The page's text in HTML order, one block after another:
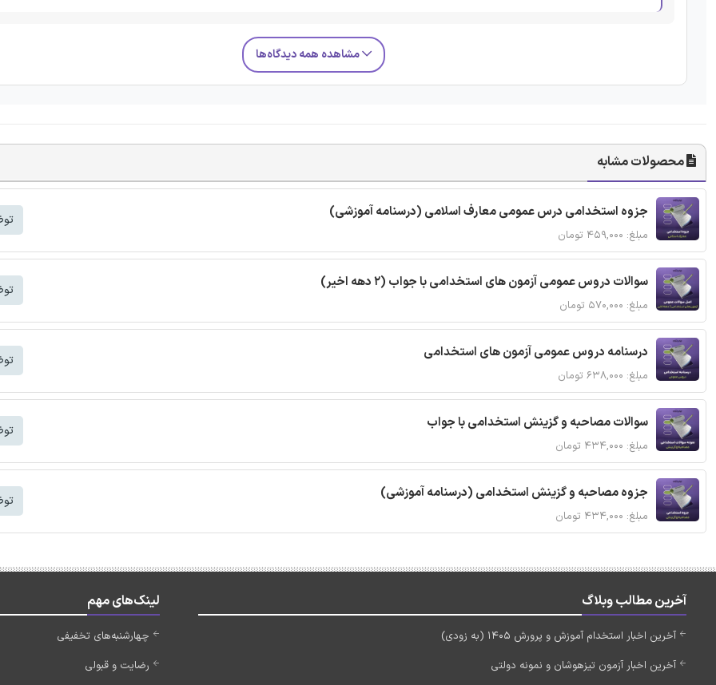
مشاهده همه دیدگاه‌ها
محصولات مشابه
جزوه استخدامی درس عمومی معارف اسلامی (درسنامه آموزشی)
مبلغ: ۴۵۹,۰۰۰ تومان
سوالات دروس عمومی آزمون های استخدامی با جواب (2 دهه اخیر)
مبلغ: ۵۷۰,۰۰۰ تومان
درسنامه دروس عمومی آزمون های استخدامی
مبلغ: ۶۳۸,۰۰۰ تومان
سوالات مصاحبه و گزینش استخدامی با جواب
مبلغ: ۴۳۴,۰۰۰ تومان
جزوه مصاحبه و گزینش استخدامی (درسنامه آموزشی)
مبلغ: ۴۳۴,۰۰۰ تومان
آخرین مطالب وبلاگ
آخرین اخبار استخدام آموزش و پرورش 1405 (به زودی)
آخرین اخبار آزمون تیزهوشان و نمونه دولتی
لینک‌های مهم
چهارشنبه‌های تخفیفی
رضایت و قبولی